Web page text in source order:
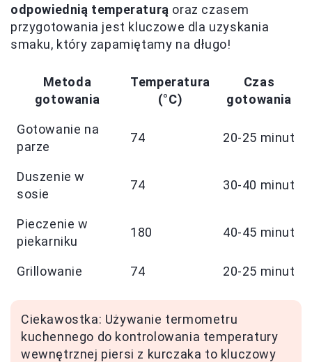
odpowiednią temperaturą oraz czasem
przygotowania jest kluczowe dla uzyskania
smaku, który zapamiętamy na długo!
Metoda
gotowania
Temperatura
(°C)
Czas
gotowania
Gotowanie na
parze
74 20-25 minut
Duszenie w
sosie
74 30-40 minut
Pieczenie w
piekarniku
180 40-45 minut
Grillowanie 74 20-25 minut
Ciekawostka: Używanie termometru
kuchennego do kontrolowania temperatury
wewnętrznej piersi z kurczaka to kluczowy